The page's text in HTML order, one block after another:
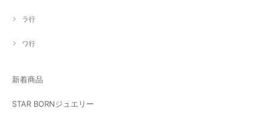
ラ行
ワ行
新着商品
STAR BORNジュエリー